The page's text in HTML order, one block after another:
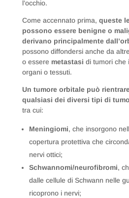
l’occhio.
Come accennato prima, queste
possono essere benigne o
derivano principalmente
possono diffondersi anche da
o essere metastasi di tumori che
organi o tessuti.
Un tumore orbitale può
qualsiasi dei diversi tipi di
tra cui:
Meningiomi, che insorgono
copertura protettiva che
nervi ottici;
Schwannomi/neurofibromi,
dalle cellule di Schwann nelle
ricoprono i nervi;